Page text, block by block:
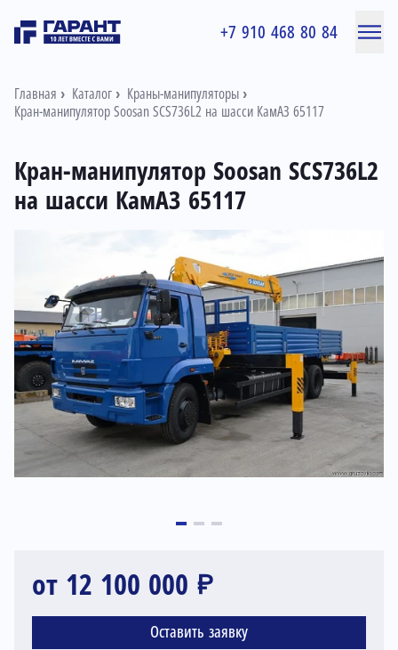
+7 910 468 80 84
Главная Каталог
Краны-манипуляторы
Кран-манипулятор Soosan SCS736L2 на шасси КамАЗ 65117
Кран-манипулятор Soosan SCS736L2
на шасси КамАЗ 65117
от 12 100 000 ₽
Оставить заявку